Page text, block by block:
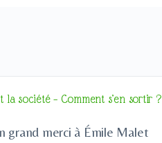
la société – Comment s’en sortir ?
merci à Émile Malet